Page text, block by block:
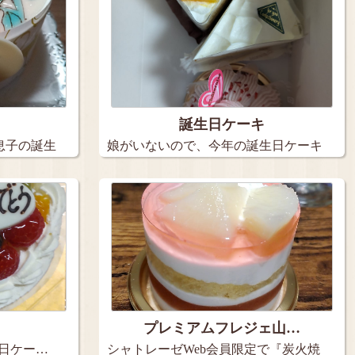
子の誕生
誕生日ケーキ
娘がいないので、今年の誕生日ケーキ
ケー…
プレミアムフレジェ山…
シャトレーゼWeb会員限定で『炭火焼